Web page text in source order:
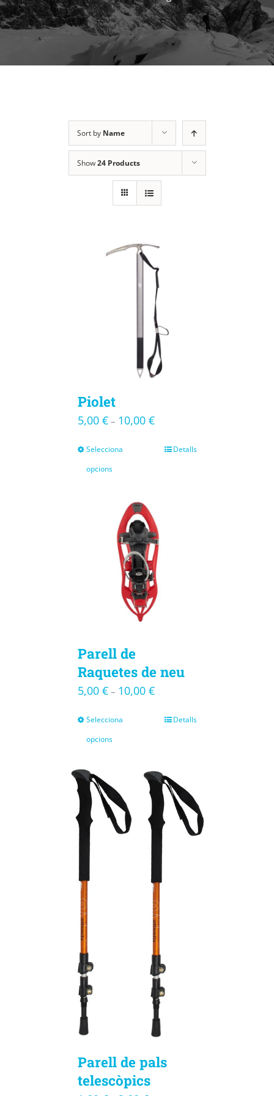
Sort by Name
Show24 Products
Piolet
5,00 €– 10,00 €
Selecciona
opcions
Detalls
Parell de
Raquetes de neu
5,00 €– 10,00 €
Selecciona
opcions
Detalls
Parell de pals
telescòpics